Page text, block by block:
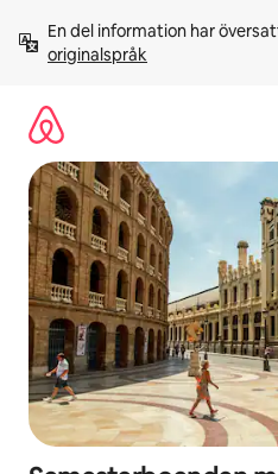
innehåll
En del information har
originalspråk